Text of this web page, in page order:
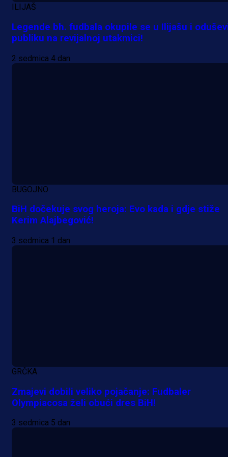
Kako je ocijenjen nastup
1 h 32 min
ILIJAŠ
Legende bh. fudbala okupile se u Ilijašu i
publiku na revijalnoj utakmici!
2 sedmica 4 dan
BUGOJNO
BiH dočekuje svog heroja: Evo kada i gdje stiže
Kerim Alajbegović!
3 sedmica 1 dan
GRČKA
Zmajevi dobili veliko pojačanje: Fudbaler
Olympiacosa želi obući dres BiH!
3 sedmica 5 dan